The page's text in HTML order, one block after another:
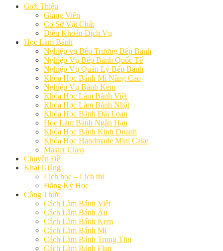
Giới Thiệu
Giảng Viên
Cơ Sở Vật Chất
Điều Khoản Dịch Vụ
Học Làm Bánh
Nghiệp vụ Bếp Trưởng Bếp Bánh
Nghiệp Vụ Bếp Bánh Quốc Tế
Nghiệp Vụ Quản Lý Bếp Bánh
Khóa Học Bánh Mì Nâng Cao
Nghiệp Vụ Bánh Kem
Khóa Học Làm Bánh Việt
Khóa Học Làm Bánh Nhật
Khóa Học Bánh Đài Loan
Học Làm Bánh Ngắn Hạn
Khóa Học Bánh Kinh Doanh
Khóa Học Handmade Mini Cake
Master Class
Chuyên Đề
Khai Giảng
Lịch học – Lịch thi
Đăng Ký Học
Công Thức
Cách Làm Bánh Việt
Cách Làm Bánh Âu
Cách Làm Bánh Kem
Cách Làm Bánh Mì
Cách Làm Bánh Trung Thu
Cách Làm Bánh Flan